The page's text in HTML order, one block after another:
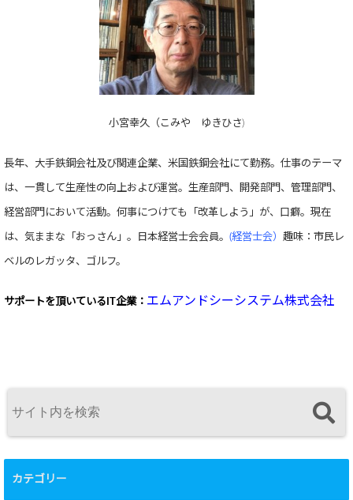
小宮幸久（こみや ゆきひさ)
長年、大手鉄鋼会社及び関連企業、米国鉄鋼会社にて勤務。仕事のテーマ
は、一貫して生産性の向上および運営。生産部門、開発部門、管理部門、
経営部門において活動。何事につけても「改革しよう」が、口癖。現在
は、気ままな「おっさん」。日本経営士会会員。 (経営士会） 趣味：市民レ
ベルのレガッタ、ゴルフ。
サポートを頂いている IT企業： エムアンドシーシステム株式会社
カテゴリー